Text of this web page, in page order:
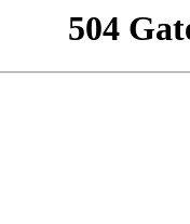
504